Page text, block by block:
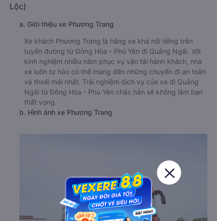
Lộc)
a. Giới thiệu xe Phương Trang
Xe khách Phương Trang là hãng xe khá nổi tiếng trên
tuyến đường từ Đông Hòa - Phú Yên đi Quảng Ngãi. Với
kinh nghiệm nhiều năm phục vụ vận tải hành khách, nhà
xe luôn tự hào có thể mang đến những chuyến đi an toàn
và thoải mái nhất. Trải nghiệm dịch vụ của xe đi Quảng
Ngãi từ Đông Hòa - Phú Yên chắc hẳn sẽ không làm bạn
thất vọng.
b. Hình ảnh xe Phương Trang